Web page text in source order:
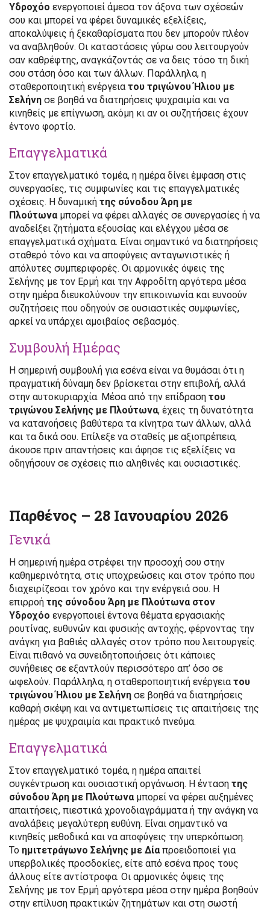
Υδροχόο ενεργοποιεί άμεσα τον άξονα των σχέσεών
σου και μπορεί να φέρει δυναμικές εξελίξεις,
αποκαλύψεις ή ξεκαθαρίσματα που δεν μπορούν πλέον
να αναβληθούν. Οι καταστάσεις γύρω σου λειτουργούν
σαν καθρέφτης, αναγκάζοντάς σε να δεις τόσο τη δική
σου στάση όσο και των άλλων. Παράλληλα, η
σταθεροποιητική ενέργεια του τριγώνου Ήλιου με
Σελήνη σε βοηθά να διατηρήσεις ψυχραιμία και να
κινηθείς με επίγνωση, ακόμη κι αν οι συζητήσεις έχουν
έντονο φορτίο.
Επαγγελματικά
Στον επαγγελματικό τομέα, η ημέρα δίνει έμφαση στις
συνεργασίες, τις συμφωνίες και τις επαγγελματικές
σχέσεις. Η δυναμική της σύνοδου Άρη με
Πλούτωναμπορεί να φέρει αλλαγές σε συνεργασίες ή να
αναδείξει ζητήματα εξουσίας και ελέγχου μέσα σε
επαγγελματικά σχήματα. Είναι σημαντικό να διατηρήσεις
σταθερό τόνο και να αποφύγεις ανταγωνιστικές ή
απόλυτες συμπεριφορές. Οι αρμονικές όψεις της
Σελήνης με τον Ερμή και την Αφροδίτη αργότερα μέσα
στην ημέρα διευκολύνουν την επικοινωνία και ευνοούν
συζητήσεις που οδηγούν σε ουσιαστικές συμφωνίες,
αρκεί να υπάρχει αμοιβαίος σεβασμός.
Συμβουλή Ημέρας
Η σημερινή συμβουλή για εσένα είναι να θυμάσαι ότι η
πραγματική δύναμη δεν βρίσκεται στην επιβολή, αλλά
στην αυτοκυριαρχία. Μέσα από την επίδραση του
τριγώνου Σελήνης με Πλούτωνα, έχεις τη δυνατότητα
να κατανοήσεις βαθύτερα τα κίνητρα των άλλων, αλλά
και τα δικά σου. Επίλεξε να σταθείς με αξιοπρέπεια,
άκουσε πριν απαντήσεις και άφησε τις εξελίξεις να
οδηγήσουν σε σχέσεις πιο αληθινές και ουσιαστικές.
Παρθένος – 28 Ιανουαρίου 2026
Γενικά
Η σημερινή ημέρα στρέφει την προσοχή σου στην
καθημερινότητα, στις υποχρεώσεις και στον τρόπο που
διαχειρίζεσαι τον χρόνο και την ενέργειά σου. Η
επιρροή της σύνοδου Άρη με Πλούτωνα στον
Υδροχόο ενεργοποιεί έντονα θέματα εργασιακής
ρουτίνας, ευθυνών και φυσικής αντοχής, φέρνοντας την
ανάγκη για βαθιές αλλαγές στον τρόπο που λειτουργείς.
Είναι πιθανό να συνειδητοποιήσεις ότι κάποιες
συνήθειες σε εξαντλούν περισσότερο απ’ όσο σε
ωφελούν. Παράλληλα, η σταθεροποιητική ενέργεια του
τριγώνου Ήλιου με Σελήνη σε βοηθά να διατηρήσεις
καθαρή σκέψη και να αντιμετωπίσεις τις απαιτήσεις της
ημέρας με ψυχραιμία και πρακτικό πνεύμα.
Επαγγελματικά
Στον επαγγελματικό τομέα, η ημέρα απαιτεί
συγκέντρωση και ουσιαστική οργάνωση. Η ένταση της
σύνοδου Άρη με Πλούτωναμπορεί να φέρει αυξημένες
απαιτήσεις, πιεστικά χρονοδιαγράμματα ή την ανάγκη να
αναλάβεις μεγαλύτερη ευθύνη. Είναι σημαντικό να
κινηθείς μεθοδικά και να αποφύγεις την υπερκόπωση.
Το ημιτετράγωνο Σελήνης με Δίαπροειδοποιεί για
υπερβολικές προσδοκίες, είτε από εσένα προς τους
άλλους είτε αντίστροφα. Οι αρμονικές όψεις της
Σελήνης με τον Ερμή αργότερα μέσα στην ημέρα βοηθούν
στην επίλυση πρακτικών ζητημάτων και στη σωστή